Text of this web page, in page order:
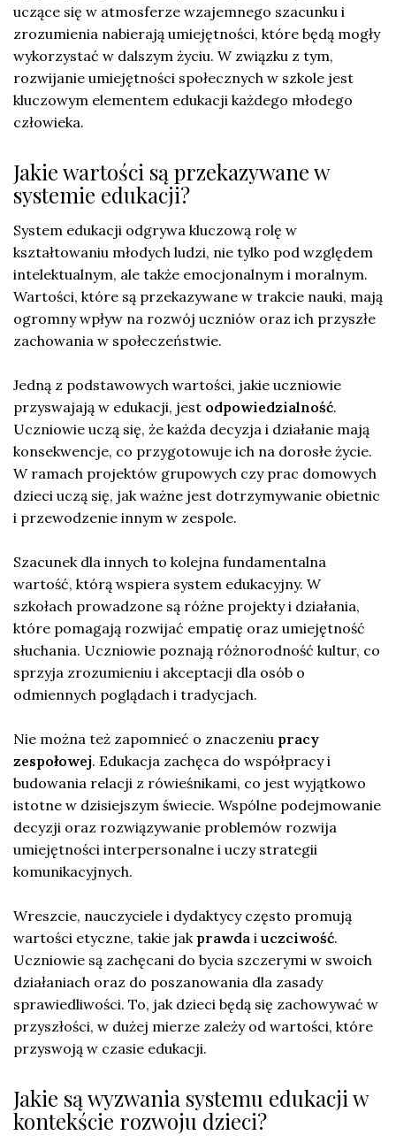
uczące się w atmosferze wzajemnego szacunku i
zrozumienia nabierają umiejętności, które będą mogły
wykorzystać w dalszym życiu. W związku z tym,
rozwijanie umiejętności społecznych w szkole jest
kluczowym elementem edukacji każdego młodego
człowieka.
Jakie wartości są przekazywane w
systemie edukacji?
System edukacji odgrywa kluczową rolę w
kształtowaniu młodych ludzi, nie tylko pod względem
intelektualnym, ale także emocjonalnym i moralnym.
Wartości, które są przekazywane w trakcie nauki, mają
ogromny wpływ na rozwój uczniów oraz ich przyszłe
zachowania w społeczeństwie.
Jedną z podstawowych wartości, jakie uczniowie
przyswajają w edukacji, jest odpowiedzialność.
Uczniowie uczą się, że każda decyzja i działanie mają
konsekwencje, co przygotowuje ich na dorosłe życie.
W ramach projektów grupowych czy prac domowych
dzieci uczą się, jak ważne jest dotrzymywanie obietnic
i przewodzenie innym w zespole.
Szacunek dla innych to kolejna fundamentalna
wartość, którą wspiera system edukacyjny. W
szkołach prowadzone są różne projekty i działania,
które pomagają rozwijać empatię oraz umiejętność
słuchania. Uczniowie poznają różnorodność kultur, co
sprzyja zrozumieniu i akceptacji dla osób o
odmiennych poglądach i tradycjach.
Nie można też zapomnieć o znaczeniu pracy
zespołowej. Edukacja zachęca do współpracy i
budowania relacji z rówieśnikami, co jest wyjątkowo
istotne w dzisiejszym świecie. Wspólne podejmowanie
decyzji oraz rozwiązywanie problemów rozwija
umiejętności interpersonalne i uczy strategii
komunikacyjnych.
Wreszcie, nauczyciele i dydaktycy często promują
wartości etyczne, takie jak prawda i uczciwość.
Uczniowie są zachęcani do bycia szczerymi w swoich
działaniach oraz do poszanowania dla zasady
sprawiedliwości. To, jak dzieci będą się zachowywać w
przyszłości, w dużej mierze zależy od wartości, które
przyswoją w czasie edukacji.
Jakie są wyzwania systemu edukacji w
kontekście rozwoju dzieci?